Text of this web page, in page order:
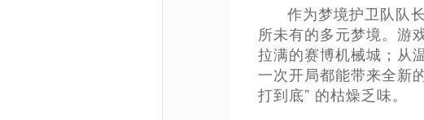
作为梦境护卫队队
所未有的多元梦境。游
拉满的赛博机械城；从
一次开局都能带来全新
打到底” 的枯燥乏味。